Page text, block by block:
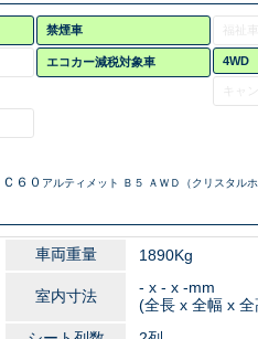
禁煙車
エコカー減税対象車 4WD
キャ
６０ アルティメット Ｂ５ ＡＷＤ（クリスタル
車両重量 1890Kg
室内寸法
- x - x -mm
(全長 x 全幅 x 全